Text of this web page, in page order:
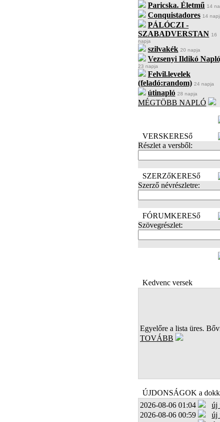
Paricska. Életmű 14
Conquistadores 14
PÁLÓCZI -
SZABADVERSTAN 16
napja
szilvakék 20 napja
Vezsenyi Ildikó
23 napja
Felvil.levelek
(feladó:random) 24 napja
útinapló 28 napja
MÉGTÖBB NAPLÓ
VERSKERESő
Részlet a versből:
SZERZőKERESő
Szerző névrészletre:
FÓRUMKERESő
Szövegrészlet:
Kedvenc versek
Egyelőre a lista üres.
TOVÁBB
ÚJDONSÁGOK a
2026-08-06 01:04
új
2026-08-06 00:59
új